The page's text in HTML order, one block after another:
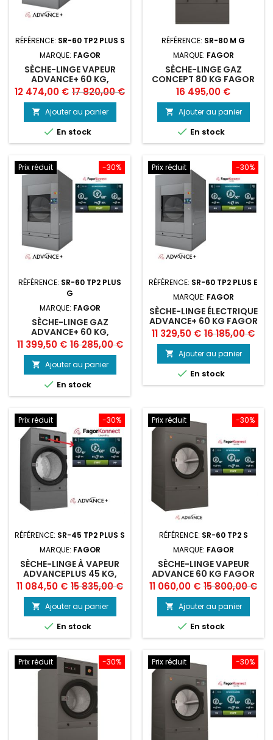
RÉFÉRENCE: SR-60 TP2 PLUS S
MARQUE: FAGOR
SÈCHE-LINGE VAPEUR
ADVANCE+ 60 KG,
FAGOR
Prix
12 474,00 € Prix
de
base
17 820,00 €
 Ajouter au panier
 En stock
RÉFÉRENCE: SR-80 M G
MARQUE: FAGOR
SÈCHE-LINGE GAZ
CONCEPT 80 KG FAGOR
Prix
16 495,00 €
 Ajouter au panier
 En stock
-30%
Prix réduit
RÉFÉRENCE: SR-60 TP2 PLUS
G
MARQUE: FAGOR
SÈCHE-LINGE GAZ
ADVANCE+ 60 KG,
FAGOR
Prix
11 399,50 € Prix
de
base
16 285,00 €
 Ajouter au panier
 En stock
-30%
Prix réduit
RÉFÉRENCE: SR-60 TP2 PLUS E
MARQUE: FAGOR
SÈCHE-LINGE ÉLECTRIQUE
ADVANCE+ 60 KG FAGOR
Prix
11 329,50 € Prix
de
base
16 185,00 €
 Ajouter au panier
 En stock
-30%
Prix réduit
RÉFÉRENCE: SR-45 TP2 PLUS S
MARQUE: FAGOR
SÈCHE-LINGE À VAPEUR
ADVANCEPLUS 45 KG,
FAGOR
Prix
11 084,50 € Prix
de
base
15 835,00 €
 Ajouter au panier
 En stock
-30%
Prix réduit
RÉFÉRENCE: SR-60 TP2 S
MARQUE: FAGOR
SÈCHE-LINGE VAPEUR
ADVANCE 60 KG FAGOR
Prix
11 060,00 € Prix
de
base
15 800,00 €
 Ajouter au panier
 En stock
-30%
Prix réduit -30%
Prix réduit